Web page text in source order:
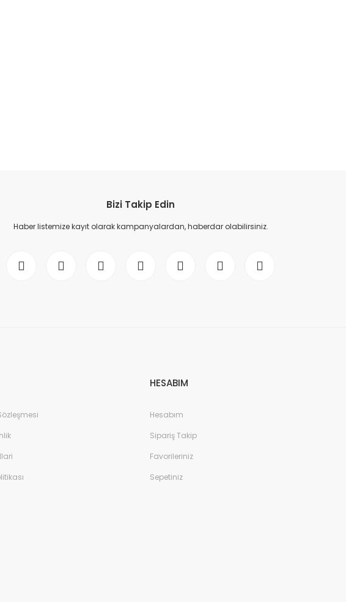
Bizi Takip Edin
Haber listemize kayıt olarak kampanyalardan, haberdar olabilirsiniz.
HESABIM
Hesabım
Sipariş Takip
Favorileriniz
Sepetiniz